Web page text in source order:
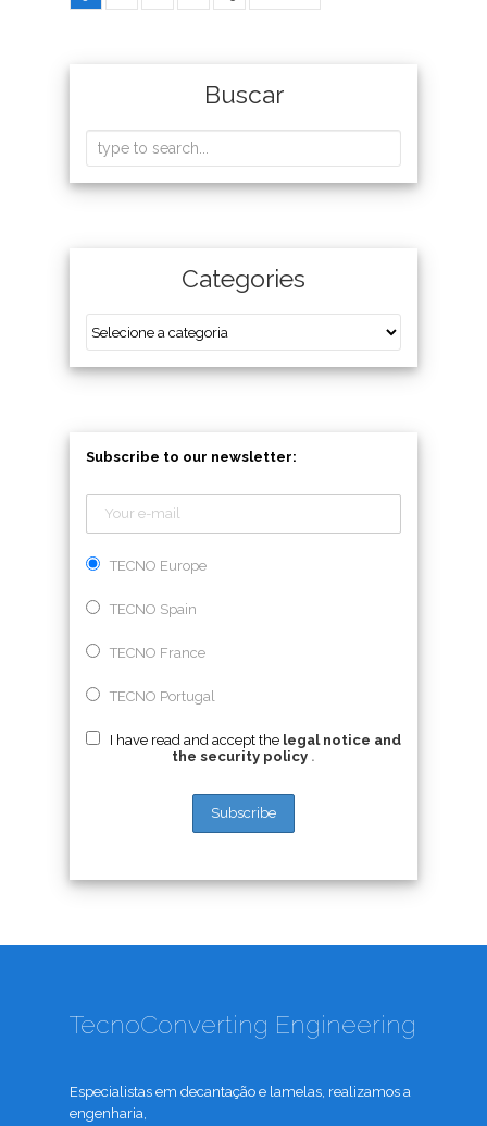
Buscar
Categories
Subscribe to our newsletter:
TECNO Europe
TECNO Spain
TECNO France
TECNO Portugal
I have read and accept the legal notice and
the security policy .
TecnoConverting Engineering
Especialistas em decantação e lamelas, realizamos a
engenharia,